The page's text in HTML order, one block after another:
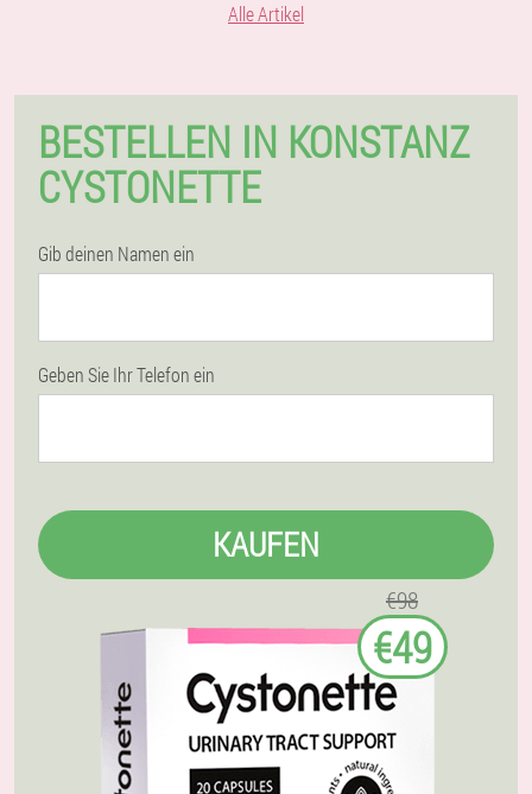
Alle Artikel
BESTELLEN IN KONSTANZ
CYSTONETTE
Gib deinen Namen ein
Geben Sie Ihr Telefon ein
KAUFEN
€98
€49